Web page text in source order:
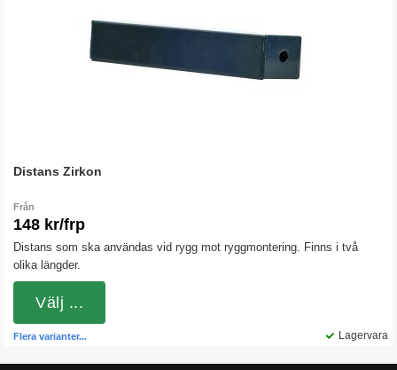
Distans Zirkon
Från
148 kr/frp
Distans som ska användas vid rygg mot ryggmontering. Finns i två
olika längder.
Lagervara
Flera varianter...
Välj ...